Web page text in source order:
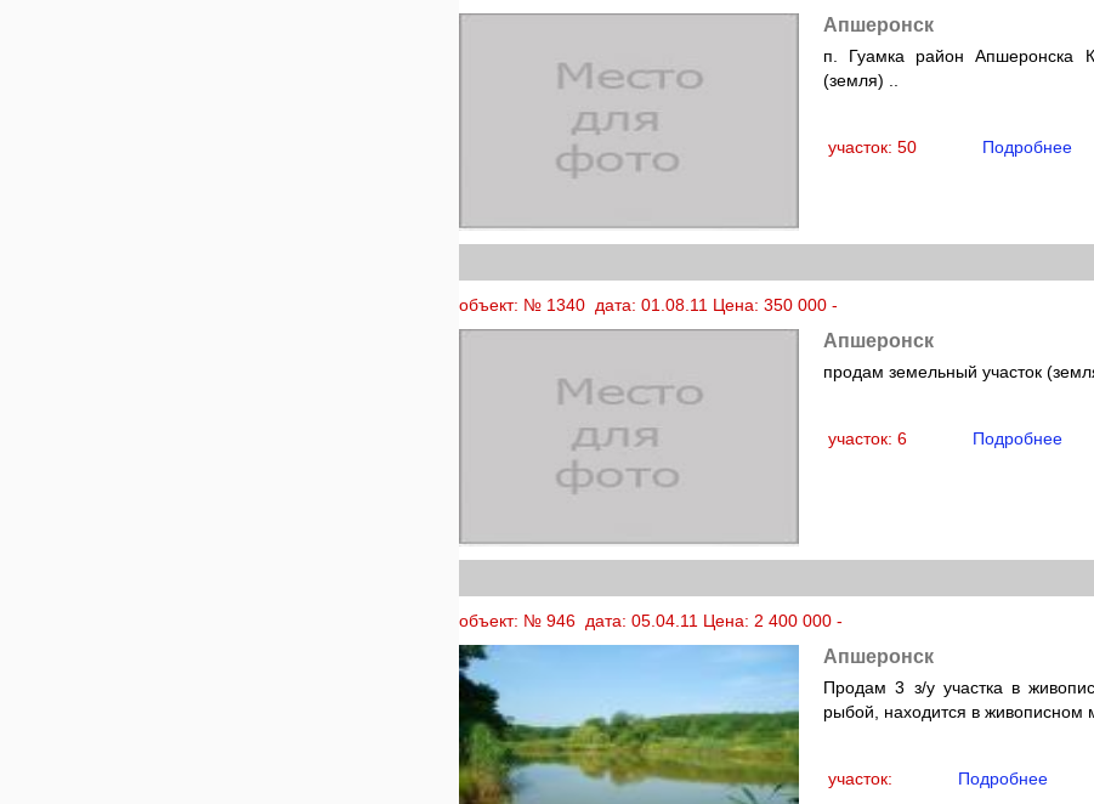
Апшеронск
п. Гуамка район Апшеронска
(земля) ..
участок: 50 Подробнее
объект: № 1340 дата: 01.08.11 Цена: 350 000 -
Апшеронск
продам земельный участок
участок: 6 Подробнее
объект: № 946 дата: 05.04.11 Цена: 2 400 000 -
Апшеронск
Продам 3 з/у участка в
рыбой, находится в живописном
участок: Подробнее